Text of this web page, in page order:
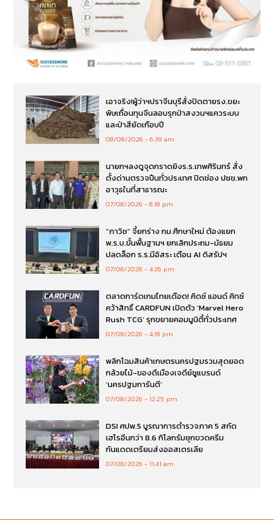
เอาจริง!ผู้ว่าฯปราจีนบุรีสั่งปิดตายรง.ขยะ
พิษเถื่อนทุนจีนลอบรุกป่าสงวนฯแควระบบ
และป่าสียัดเกือบปี
08/08/2026 6:39 am
นายกฯลงดูจุดกราดยิงร.ร.เทพศิรินทร์ สั่ง
ตั้งด่านตรวจปืนทั่วประเทศ ปิดช่อง ปชช.พก
อาวุธในที่สาธารณะ
07/08/2026 8:18 pm
“ภาวิช” จี้ยกร่าง กม.ศึกษาใหม่ ต้องแยก
พ.ร.บ.ขั้นพื้นฐานฯ ยกเลิกประถม-มัธยม
ปลดล็อก ร.ร.มีอิสระ เตือน AI ดิสรัปฯ
07/08/2026 4:26 pm
ตลาดการ์ดเกมไทยเดือด! คิดซ์ แอนด์ คิทซ์
คว้าสิทธิ์ CARDFUN เปิดตัว ‘Marvel Hero
Rush TCG’ รุกขยายคอมมูนิตี้ทั่วประเทศ
07/08/2026 4:19 pm
พลิกโฉมสินค้าเกษตรนครปฐมรวมสุดยอด
กล้วยไม้-ของดีเมืองเจดีย์ชูแบรนด์
‘นครปฐมการันตี’
07/08/2026 12:25 pm
DSI ศปพ.5 บูรณาการตำรวจภาค 5 สกัด
เฮโรอีนกว่า 8.6 กิโลกรัมซุกขวดครีม
กันแดดเตรียมส่งออสเตรเลีย
07/08/2026 11:41 am